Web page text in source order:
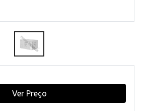
Ver Preço